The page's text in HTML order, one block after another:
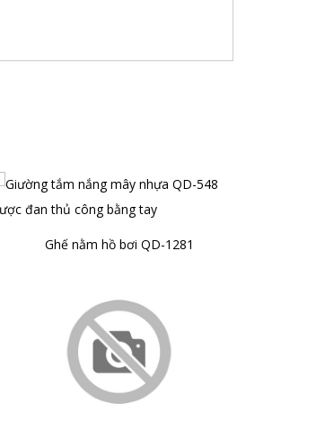
Ghế nằm hồ bơi QD-1281